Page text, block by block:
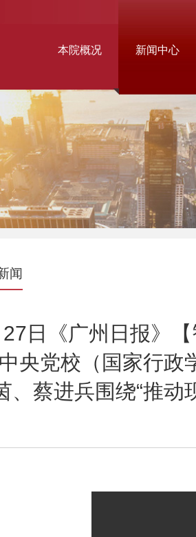
本院概况 新闻中心
闻
日《广州日报》
央党校（国家行政
、蔡进兵围绕“推动